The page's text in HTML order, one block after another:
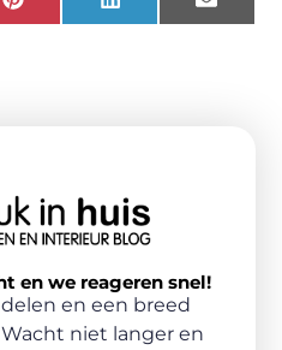
PinterestLinkedIn Email
en we reageren snel!
en een breed
niet langer en